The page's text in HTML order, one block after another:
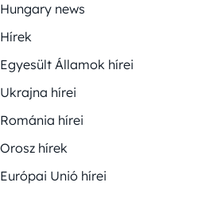
Hungary news
Hírek
Egyesült Államok hírei
Ukrajna hírei
Románia hírei
Orosz hírek
Európai Unió hírei